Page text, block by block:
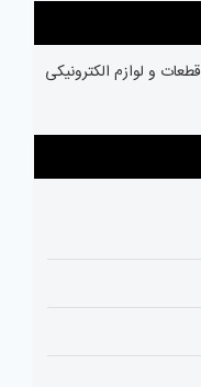
قطعات و لوازم الکترونیکی